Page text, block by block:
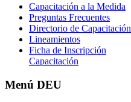
Capacitación a la Medida
Preguntas Frecuentes
Directorio de Capacitación
Lineamientos
Ficha de Inscripción
Capacitación
Menú DEU